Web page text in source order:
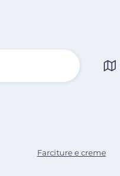
Farciture e creme